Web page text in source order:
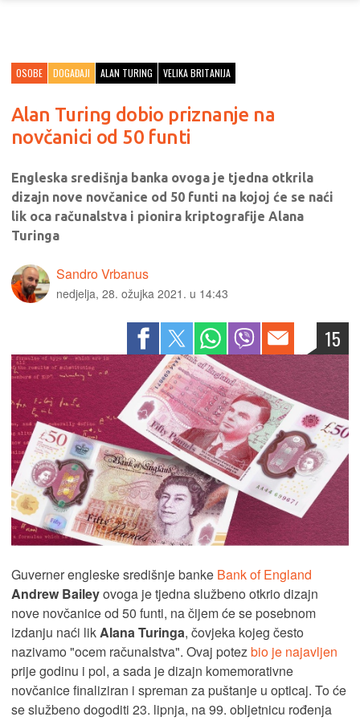
OSOBE DOGAĐAJI ALAN TURING VELIKA BRITANIJA
Alan Turing dobio priznanje na
novčanici od 50 funti
Engleska središnja banka ovoga je tjedna otkrila
dizajn nove novčanice od 50 funti na kojoj će se naći
lik oca računalstva i pionira kriptografije Alana
Turinga
Sandro Vrbanus
nedjelja, 28. ožujka 2021. u 14:43
15
Guverner engleske središnje banke Bank of England
Andrew Baileyovoga je tjedna službeno otkrio dizajn
nove novčanice od 50 funti, na čijem će se posebnom
izdanju naći likAlana Turinga, čovjeka kojeg često
nazivamo "ocem računalstva". Ovaj potezbio je najavljen
prije godinu i pol, a sada je dizajn komemorativne
novčanice finaliziran i spreman za puštanje u opticaj. To će
se službeno dogoditi 23. lipnja, na 99. obljetnicu rođenja